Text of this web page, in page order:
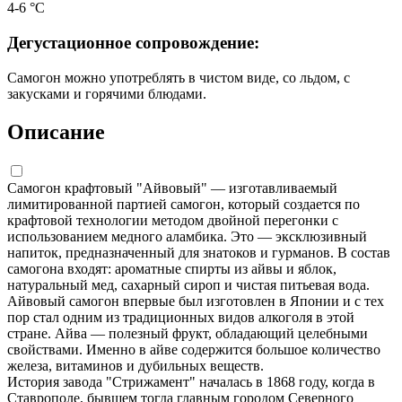
4-6 °С
Дегустационное сопровождение:
Самогон можно употреблять в чистом виде, со льдом, с
закусками и горячими блюдами.
Описание
Самогон крафтовый "Айвовый" — изготавливаемый
лимитированной партией самогон, который создается по
крафтовой технологии методом двойной перегонки с
использованием медного аламбика. Это — эксклюзивный
напиток, предназначенный для знатоков и гурманов. В состав
самогона входят: ароматные спирты из айвы и яблок,
натуральный мед, сахарный сироп и чистая питьевая вода.
Айвовый самогон впервые был изготовлен в Японии и с тех
пор стал одним из традиционных видов алкоголя в этой
стране. Айва — полезный фрукт, обладающий целебными
свойствами. Именно в айве содержится большое количество
железа, витаминов и дубильных веществ.
История завода "Стрижамент" началась в 1868 году, когда в
Ставрополе, бывшем тогда главным городом Северного